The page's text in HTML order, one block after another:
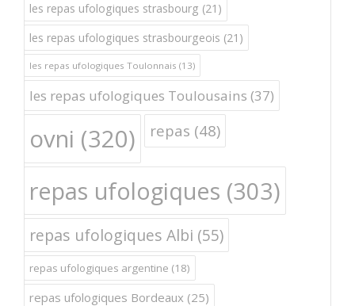
les repas ufologiques strasbourg (21)
les repas ufologiques strasbourgeois (21)
les repas ufologiques Toulonnais (13)
les repas ufologiques Toulousains (37)
ovni (320) repas (48)
repas ufologiques (303)
repas ufologiques Albi (55)
repas ufologiques argentine (18)
repas ufologiques Bordeaux (25)